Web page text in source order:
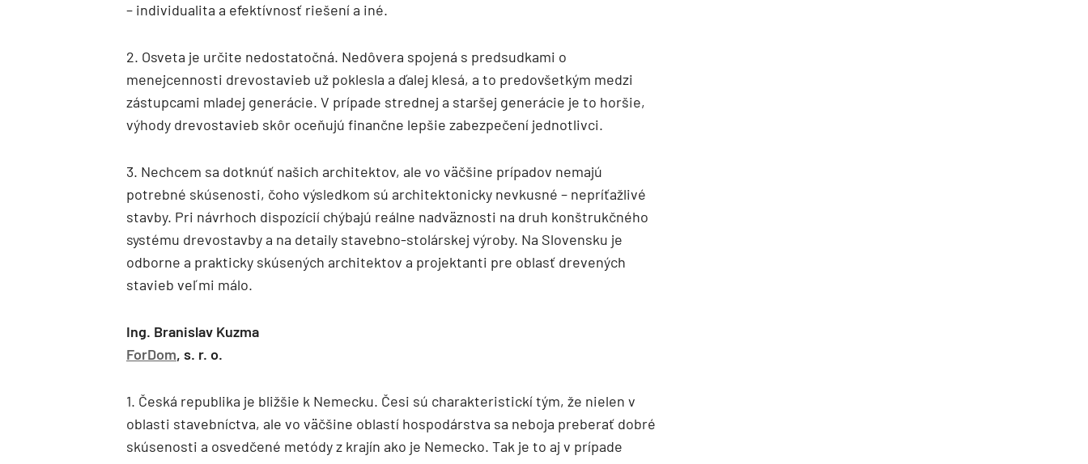
– individualita a efektívnosť riešení a iné.
2. Osveta je určite nedostatočná. Nedôvera spojená s predsudkami o
menejcennosti drevostavieb už poklesla a ďalej klesá, a to predovšetkým medzi
zástupcami mladej generácie. V prípade strednej a staršej generácie je to horšie,
výhody drevostavieb skôr oceňujú finančne lepšie zabezpečení jednotlivci.
3. Nechcem sa dotknúť našich architektov, ale vo väčšine prípadov nemajú
potrebné skúsenosti, čoho výsledkom sú architektonicky nevkusné – nepríťažlivé
stavby. Pri návrhoch dispozícií chýbajú reálne nadväznosti na druh konštrukčného
systému drevostavby a na detaily stavebno-stolárskej výroby. Na Slovensku je
odborne a prakticky skúsených architektov a projektanti pre oblasť drevených
stavieb veľmi málo.
Ing. Branislav Kuzma
ForDom, s. r. o.
1. Česká republika je bližšie k Nemecku. Česi sú charakteristickí tým, že nielen v
oblasti stavebníctva, ale vo väčšine oblastí hospodárstva sa neboja preberať dobré
skúsenosti a osvedčené metódy z krajín ako je Nemecko. Tak je to aj v prípade